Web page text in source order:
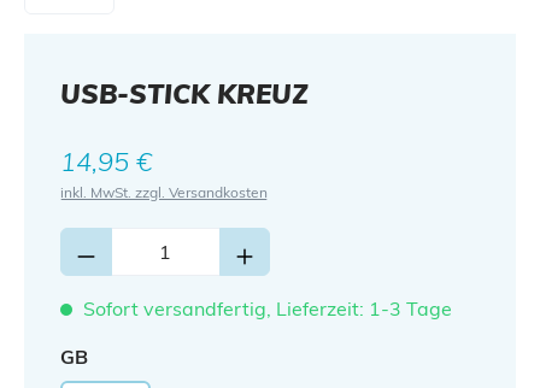
USB-STICK KREUZ
Regulärer Preis:
14,95 €
inkl. MwSt. zzgl. Versandkosten
Sofort versandfertig, Lieferzeit: 1-3 Tage
GBauswählen